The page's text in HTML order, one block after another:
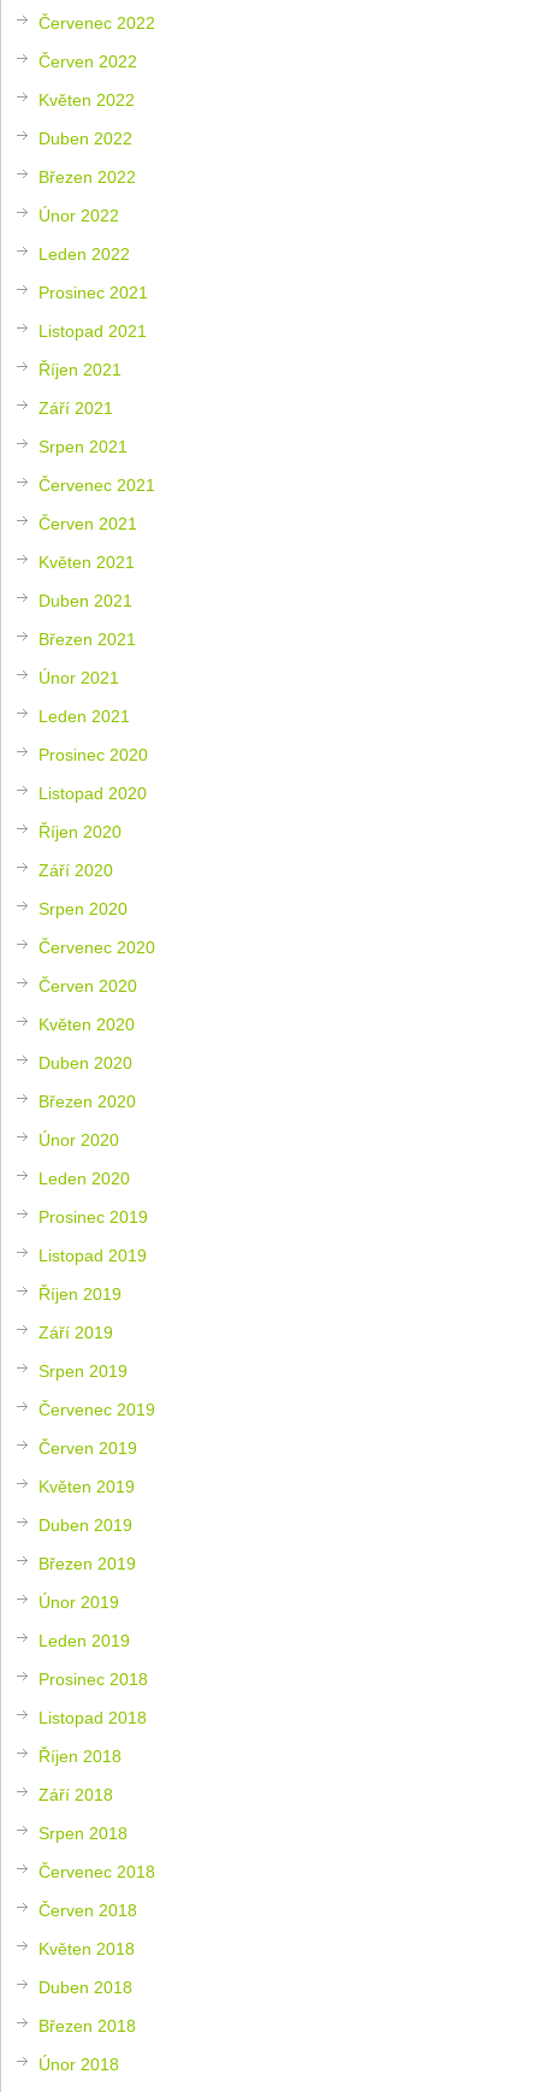
Červenec 2022
Červen 2022
Květen 2022
Duben 2022
Březen 2022
Únor 2022
Leden 2022
Prosinec 2021
Listopad 2021
Říjen 2021
Září 2021
Srpen 2021
Červenec 2021
Červen 2021
Květen 2021
Duben 2021
Březen 2021
Únor 2021
Leden 2021
Prosinec 2020
Listopad 2020
Říjen 2020
Září 2020
Srpen 2020
Červenec 2020
Červen 2020
Květen 2020
Duben 2020
Březen 2020
Únor 2020
Leden 2020
Prosinec 2019
Listopad 2019
Říjen 2019
Září 2019
Srpen 2019
Červenec 2019
Červen 2019
Květen 2019
Duben 2019
Březen 2019
Únor 2019
Leden 2019
Prosinec 2018
Listopad 2018
Říjen 2018
Září 2018
Srpen 2018
Červenec 2018
Červen 2018
Květen 2018
Duben 2018
Březen 2018
Únor 2018